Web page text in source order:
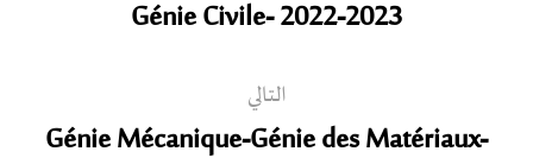
Génie Civile- 2022-2023
التالي
Génie Mécanique-Génie des Matériaux-